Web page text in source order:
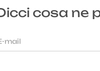
cosa ne